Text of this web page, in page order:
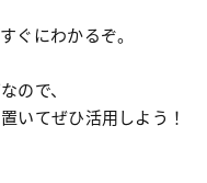
ぐにわかるぞ。
ので、
いてぜひ活用しよう！